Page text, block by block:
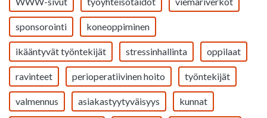
sponsorointi koneoppiminen
ikääntyvät työntekijät stressinhallinta oppilaat
ravinteet perioperatiivinen hoito työntekijät
valmennus asiakastyytyväisyys kunnat